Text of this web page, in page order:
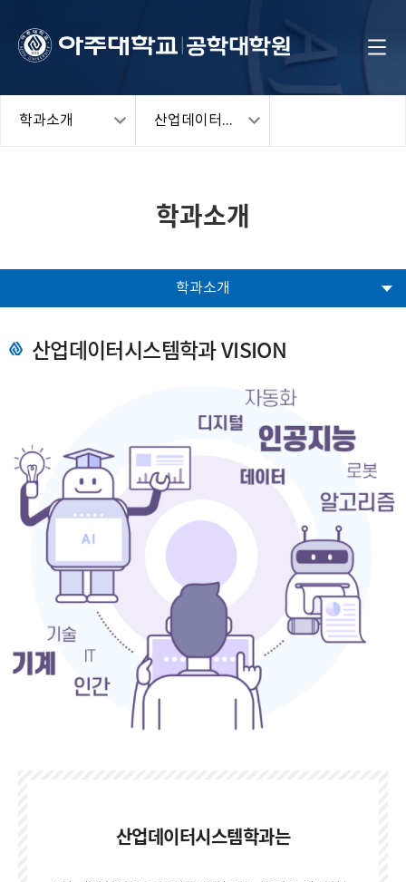
학과소개 산업데이터시스템학과
학과소개
학과소개
산업데이터시스템학과 VISION
산업데이터시스템학과는